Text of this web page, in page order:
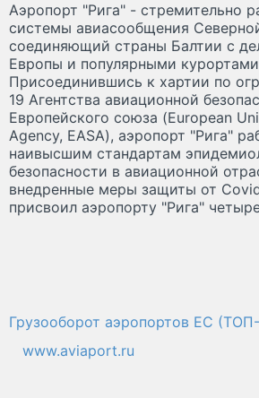
Аэропорт "Рига" - стремительно
системы авиасообщения
соединяющий страны Балтии с
Европы и популярными
Присоединившись к хартии по
19 Агентства авиационной
Европейского союза (European
Agency, EASA), аэропорт "Рига"
наивысшим стандартам
безопасности в авиационной
внедренные меры защиты от
присвоил аэропорту "Рига"
Грузооборот аэропортов ЕС
www.aviaport.ru